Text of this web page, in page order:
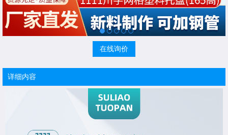
在线询价
详细内容